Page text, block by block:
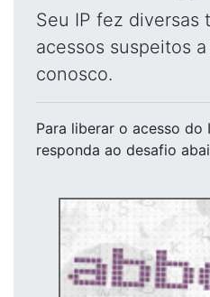
Seu IP fez diversas
acessos suspeitos
conosco.
Para liberar o acesso do
responda ao desafio